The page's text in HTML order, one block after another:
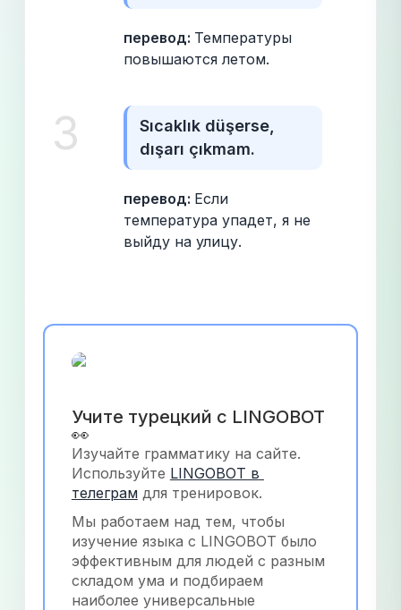
перевод: Температуры
повышаются летом.
3
Sıcaklık düşerse,
dışarı çıkmam.
перевод: Если
температура упадет, я не
выйду на улицу.
Учите турецкий с LINGOBOT
👀
Изучайте грамматику на сайте.
Используйте LINGOBOT в
телеграм для тренировок.
Мы работаем над тем, чтобы
изучение языка с LINGOBOT было
эффективным для людей с разным
складом ума и подбираем
наиболее универсальные